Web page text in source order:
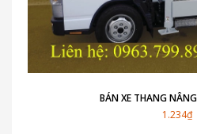
BÁN XE THANG
1.234₫